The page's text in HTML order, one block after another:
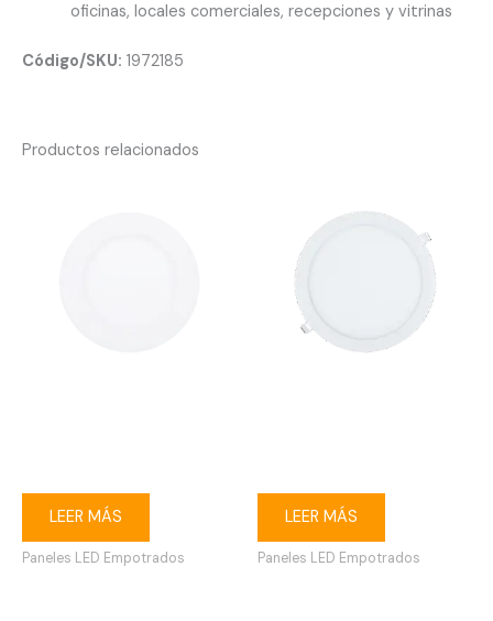
oficinas, locales comerciales, recepciones y vitrinas
Código/SKU: 1972185
Productos relacionados
LEER MÁS
Paneles LED Empotrados
LEER MÁS
Paneles LED Empotrados